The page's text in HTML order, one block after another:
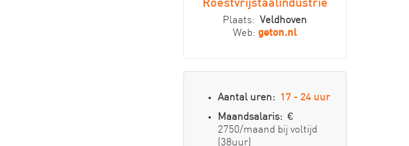
Roestvrijstaalindustrie
Plaats:Veldhoven
Web: geton.nl
Aantal uren: 17 - 24 uur
Maandsalaris: €
2750/maand bij voltijd
(38uur)